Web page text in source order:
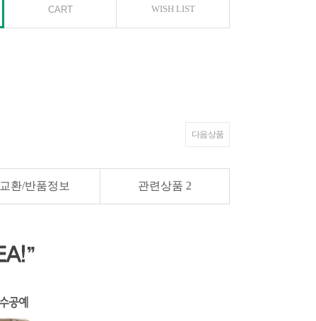
WISH LIST
다음 상품
교환/반품정보 관련상품 2